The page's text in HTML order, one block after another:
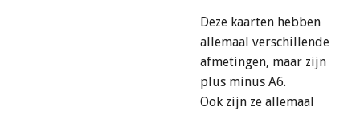
Deze kaarten hebben
allemaal verschillende
afmetingen, maar zijn
plus minus A6.
Ook zijn ze allemaal